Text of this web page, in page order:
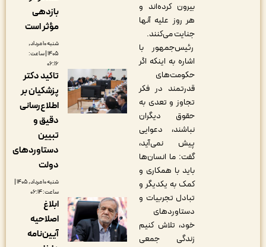
بیرون کرده‌اند و
هر روز علیه آنها
جنایت می‌کنند.
رئیس‌جمهور با
اشاره به اینکه اگر
حکومت‌های
قدرتمند در فکر
تجاوز و تعدی به
حقوق دیگران
نباشند، دعوایی
پیش نمی‌آید،
گفت: ما انسان‌ها
باید با همکاری و
کمک به یکدیگر و
تبادل تجربیات و
دستاوردهای
خود، تلاش کنیم
زندگی جمعی
بازدهی
مؤثر است
شنبه ۱۰ مرداد,
۱۴۰۵ | ساعت:
تاکید دکتر
پزشکیان بر
اطلاع‌رسانی
دستاوردهای
شنبه ۱۰ مرداد, ۱۴۰۵ |
ابلاغ
اصلاحیه
آیین‌نامه